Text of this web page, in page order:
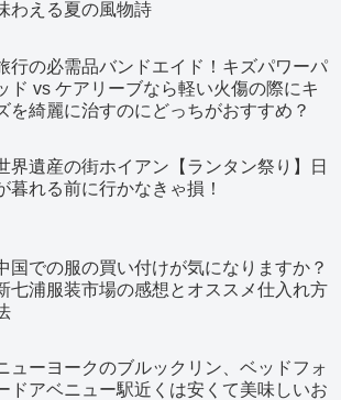
わえる夏の風物詩
行の必需品バンドエイド！キズパワーパ
ド vs ケアリーブなら軽い火傷の際にキ
を綺麗に治すのにどっちがおすすめ？
界遺産の街ホイアン【ランタン祭り】日
暮れる前に行かなきゃ損！
国での服の買い付けが気になりますか？
七浦服装市場の感想とオススメ仕入れ方
ューヨークのブルックリン、ベッドフォ
ドアベニュー駅近くは安くて美味しいお